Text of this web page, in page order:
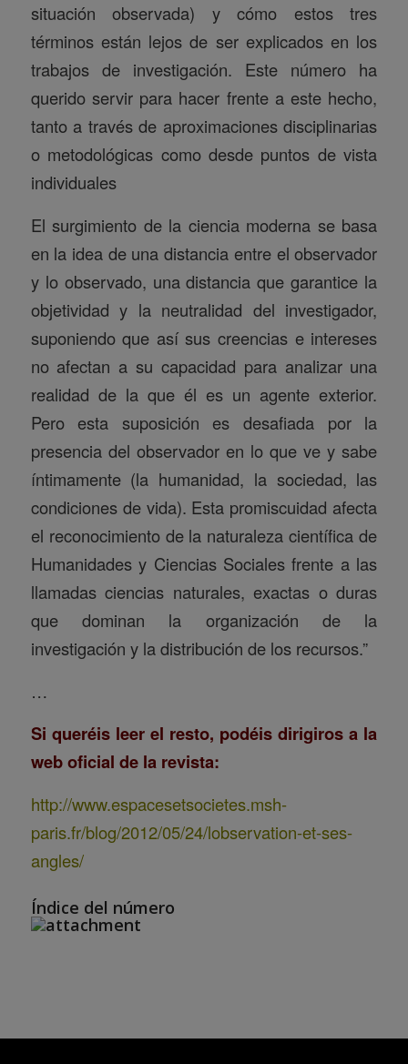
situación observada) y cómo estos tres
términos están lejos de ser explicados en los
trabajos de investigación. Este número ha
querido servir para hacer frente a este hecho,
tanto a través de aproximaciones disciplinarias
o metodológicas como desde puntos de vista
individuales
El surgimiento de la ciencia moderna se basa
en la idea de una distancia entre el observador
y lo observado, una distancia que garantice la
objetividad y la neutralidad del investigador,
suponiendo que así sus creencias e intereses
no afectan a su capacidad para analizar una
realidad de la que él es un agente exterior.
Pero esta suposición es desafiada por la
presencia del observador en lo que ve y sabe
íntimamente (la humanidad, la sociedad, las
condiciones de vida). Esta promiscuidad afecta
el reconocimiento de la naturaleza científica de
Humanidades y Ciencias Sociales frente a las
llamadas ciencias naturales, exactas o duras
que dominan la organización de la
investigación y la distribución de los recursos.”
…
Si queréis leer el resto, podéis dirigiros a la
web oficial de la revista:
http://www.espacesetsocietes.msh-
paris.fr/blog/2012/05/24/lobservation-et-ses-
angles/
Índice del número